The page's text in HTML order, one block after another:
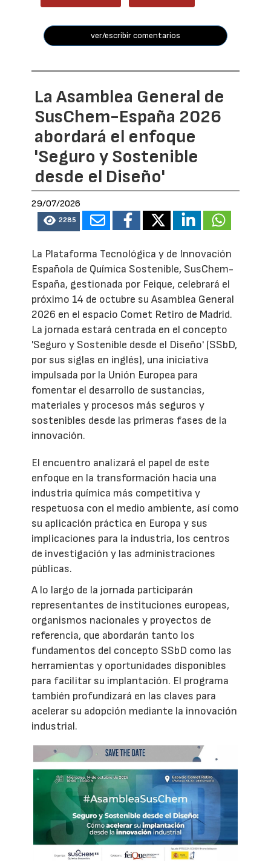
ver/escribir comentarios
La Asamblea General de
SusChem-España 2026
abordará el enfoque
'Seguro y Sostenible
desde el Diseño'
29/07/2026
2285
La Plataforma Tecnológica y de Innovación
Española de Química Sostenible, SusChem-
España, gestionada por Feique, celebrará el
próximo 14 de octubre su Asamblea General
2026 en el espacio Comet Retiro de Madrid.
La jornada estará centrada en el concepto
'Seguro y Sostenible desde el Diseño' (SSbD,
por sus siglas en inglés), una iniciativa
impulsada por la Unión Europea para
fomentar el desarrollo de sustancias,
materiales y procesos más seguros y
sostenibles desde las primeras fases de la
innovación.
El encuentro analizará el papel de este
enfoque en la transformación hacia una
industria química más competitiva y
respetuosa con el medio ambiente, así como
su aplicación práctica en Europa y sus
implicaciones para la industria, los centros
de investigación y las administraciones
públicas.
A lo largo de la jornada participarán
representantes de instituciones europeas,
organismos nacionales y proyectos de
referencia, que abordarán tanto los
fundamentos del concepto SSbD como las
herramientas y oportunidades disponibles
para facilitar su implantación. El programa
también profundizará en las claves para
acelerar su adopción mediante la innovación
industrial.